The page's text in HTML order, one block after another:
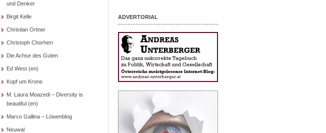
und Denker
Birgit Kelle
Christian Ortner
Christoph Chorherr
Die Achse des Guten
Ed West (en)
Kopf um Krone
M. Laura Moazedi – Diversity is
beautiful (en)
Marco Gallina – Löwenblog
Neuwal
ADVERTORIAL